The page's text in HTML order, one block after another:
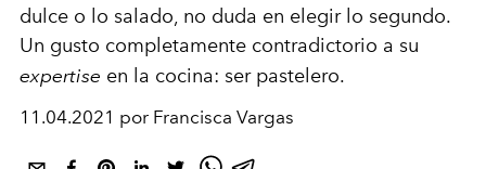
dulce o lo salado, no duda en elegir lo segundo.
Un gusto completamente contradictorio a su
expertise en la cocina: ser pastelero.
11.04.2021 por Francisca Vargas